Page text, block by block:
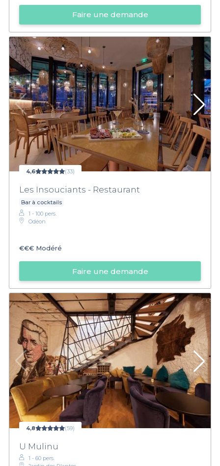
Faire une demande
4,6 (33)
Les Insouciants - Restaurant
Bar à cocktails
1 - 100 pers.
Odéon
€€€ Modéré
Faire une demande
4,8 (59)
U Mulinu
1 - 60 pers.